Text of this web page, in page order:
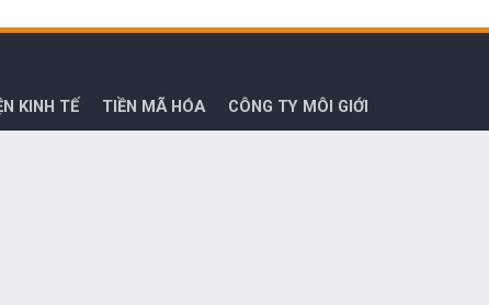
KINH TẾ TIỀN MÃ HÓA CÔNG TY MÔI GIỚI